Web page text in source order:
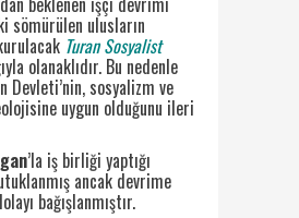
sömürülen ulusların
Turan Sosyalist
olanaklıdır. Bu nedenle
Devleti’nin, sosyalizm ve
uygun olduğunu ileri
’la iş birliği yaptığı
ancak devrime
bağışlanmıştır.